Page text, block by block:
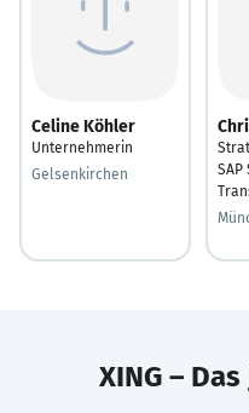
Celine Köhler
Unternehmerin
Gelsenkirchen
SAP
XING –